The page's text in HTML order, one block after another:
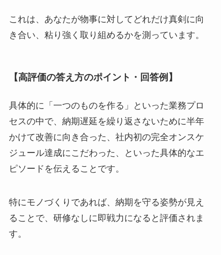
これは、あなたが物事に対してどれだけ真剣に向
き合い、粘り強く取り組めるかを測っています。
【高評価の答え方のポイント・回答例】
具体的に「一つのものを作る」といった業務プロ
セスの中で、納期遅延を繰り返さないために半年
かけて改善に向き合った、社内初の完全オンスケ
ジュール達成にこだわった、といった具体的なエ
ピソードを伝えることです。
特にモノづくりであれば、納期を守る姿勢が見え
ることで、研修なしに即戦力になると評価されま
す。